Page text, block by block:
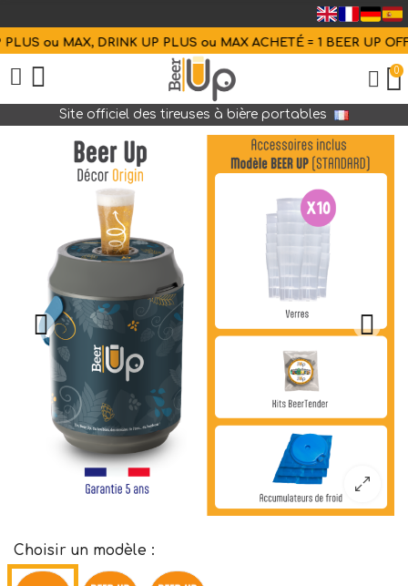
ou MAX, DRINK UP PLUS ou MAX ACHETÉ = 1 BEER UP
0
Site officiel des tireuses à bière portables
Choisir un modèle :